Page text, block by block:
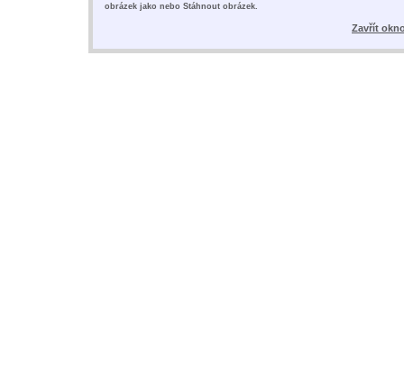
obrázek jako nebo Stáhnout obrázek.
Zavřít